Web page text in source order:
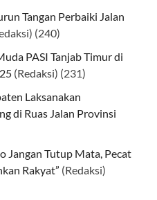
Tangan Perbaiki Jalan
(240)
PASI Tanjab Timur di
(Redaksi) (231)
Laksanakan
di Ruas Jalan Provinsi
Jangan Tutup Mata, Pecat
Rakyat” (Redaksi)